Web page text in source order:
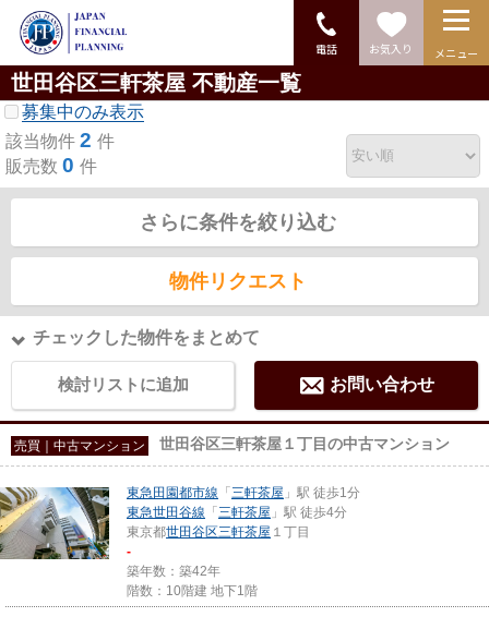
電話 お気入り メニュー
世田谷区三軒茶屋 不動産一覧
募集中のみ表示
該当物件 2 件
販売数 0 件
さらに条件を絞り込む
物件リクエスト
チェックした物件をまとめて
検討リストに追加 お問い合わせ
売買｜中古マンション 世田谷区三軒茶屋１丁目の中古マンション
東急田園都市線 「三軒茶屋 」駅 徒歩1分
東急世田谷線 「三軒茶屋 」駅 徒歩4分
東京都世田谷区三軒茶屋 １丁目
-
築年数：築42年
階数：10階建 地下1階